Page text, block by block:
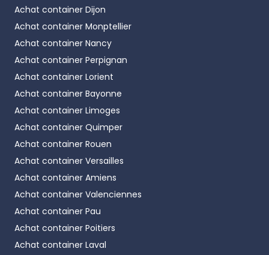
Achat container Dijon
Achat container Monptellier
Achat container Nancy
Achat container Perpignan
Achat container Lorient
Achat container Bayonne
Achat container Limoges
Achat container Quimper
Achat container Rouen
Achat container Versailles
Achat container Amiens
Achat container Valenciennes
Achat container Pau
Achat container Poitiers
Achat container Laval